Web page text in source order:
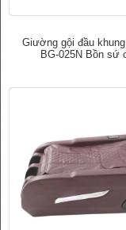
Giường gội đầu
BG-025N Bồn sứ